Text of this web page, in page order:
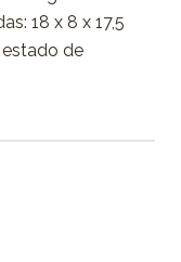
18 x 8 x 17,5
de